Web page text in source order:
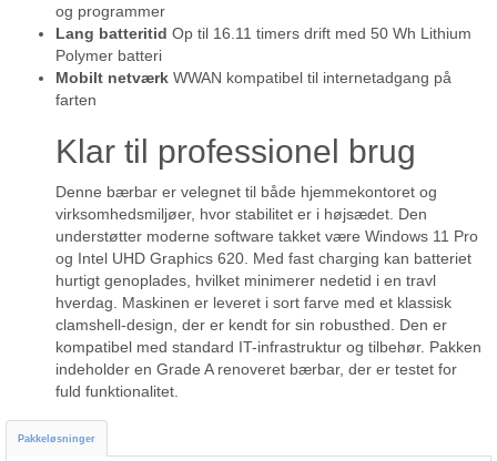
og programmer
Lang batteritid Op til 16.11 timers drift med 50 Wh Lithium
Polymer batteri
Mobilt netværk WWAN kompatibel til internetadgang på
farten
Klar til professionel brug
Denne bærbar er velegnet til både hjemmekontoret og
virksomhedsmiljøer, hvor stabilitet er i højsædet. Den
understøtter moderne software takket være Windows 11 Pro
og Intel UHD Graphics 620. Med fast charging kan batteriet
hurtigt genoplades, hvilket minimerer nedetid i en travl
hverdag. Maskinen er leveret i sort farve med et klassisk
clamshell-design, der er kendt for sin robusthed. Den er
kompatibel med standard IT-infrastruktur og tilbehør. Pakken
indeholder en Grade A renoveret bærbar, der er testet for
fuld funktionalitet.
Pakkeløsninger